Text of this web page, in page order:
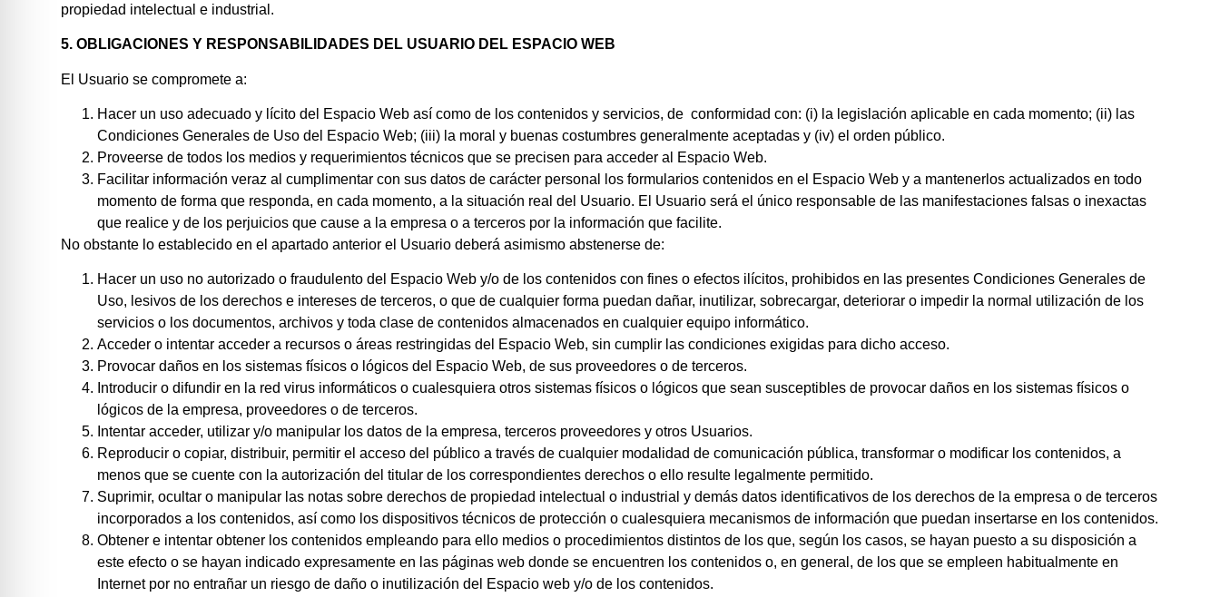
propiedad intelectual e industrial.
5. OBLIGACIONES Y RESPONSABILIDADES DEL USUARIO DEL ESPACIO WEB
El Usuario se compromete a:
Hacer un uso adecuado y lícito del Espacio Web así como de los contenidos y servicios, de conformidad con: (i) la legislación aplicable en cada momento; (ii) las
Condiciones Generales de Uso del Espacio Web; (iii) la moral y buenas costumbres generalmente aceptadas y (iv) el orden público.
Proveerse de todos los medios y requerimientos técnicos que se precisen para acceder al Espacio Web.
Facilitar información veraz al cumplimentar con sus datos de carácter personal los formularios contenidos en el Espacio Web y a mantenerlos actualizados en todo
momento de forma que responda, en cada momento, a la situación real del Usuario. El Usuario será el único responsable de las manifestaciones falsas o inexactas
que realice y de los perjuicios que cause a la empresa o a terceros por la información que facilite.
No obstante lo establecido en el apartado anterior el Usuario deberá asimismo abstenerse de:
Hacer un uso no autorizado o fraudulento del Espacio Web y/o de los contenidos con fines o efectos ilícitos, prohibidos en las presentes Condiciones Generales de
Uso, lesivos de los derechos e intereses de terceros, o que de cualquier forma puedan dañar, inutilizar, sobrecargar, deteriorar o impedir la normal utilización de los
servicios o los documentos, archivos y toda clase de contenidos almacenados en cualquier equipo informático.
Acceder o intentar acceder a recursos o áreas restringidas del Espacio Web, sin cumplir las condiciones exigidas para dicho acceso.
Provocar daños en los sistemas físicos o lógicos del Espacio Web, de sus proveedores o de terceros.
Introducir o difundir en la red virus informáticos o cualesquiera otros sistemas físicos o lógicos que sean susceptibles de provocar daños en los sistemas físicos o
lógicos de la empresa, proveedores o de terceros.
Intentar acceder, utilizar y/o manipular los datos de la empresa, terceros proveedores y otros Usuarios.
Reproducir o copiar, distribuir, permitir el acceso del público a través de cualquier modalidad de comunicación pública, transformar o modificar los contenidos, a
menos que se cuente con la autorización del titular de los correspondientes derechos o ello resulte legalmente permitido.
Suprimir, ocultar o manipular las notas sobre derechos de propiedad intelectual o industrial y demás datos identificativos de los derechos de la empresa o de terceros
incorporados a los contenidos, así como los dispositivos técnicos de protección o cualesquiera mecanismos de información que puedan insertarse en los contenidos.
Obtener e intentar obtener los contenidos empleando para ello medios o procedimientos distintos de los que, según los casos, se hayan puesto a su disposición a
este efecto o se hayan indicado expresamente en las páginas web donde se encuentren los contenidos o, en general, de los que se empleen habitualmente en
Internet por no entrañar un riesgo de daño o inutilización del Espacio web y/o de los contenidos.